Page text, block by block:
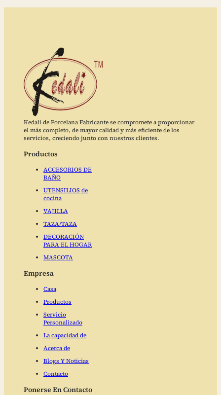
Kedali de Porcelana Fabricante se compromete a proporcionar
el más completo, de mayor calidad y más eficiente de los
servicios, creciendo junto con nuestros clientes.
Productos
ACCESORIOS DE
BAÑO
UTENSILIOS de
cocina
VAJILLA
TAZA/TAZA
DECORACIÓN
PARA EL HOGAR
MASCOTA
Empresa
Casa
Productos
Servicio
Personalizado
La capacidad de
Acerca de
Blogs Y Noticias
Contacto
Ponerse En Contacto